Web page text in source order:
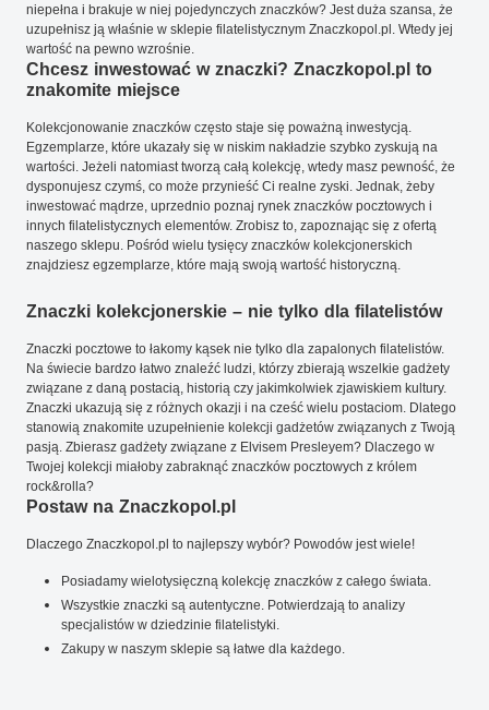
niepełna i brakuje w niej pojedynczych znaczków? Jest duża szansa, że
uzupełnisz ją właśnie w sklepie filatelistycznym Znaczkopol.pl. Wtedy jej
wartość na pewno wzrośnie.
Chcesz inwestować w znaczki? Znaczkopol.pl to
znakomite miejsce
Kolekcjonowanie znaczków często staje się poważną inwestycją.
Egzemplarze, które ukazały się w niskim nakładzie szybko zyskują na
wartości. Jeżeli natomiast tworzą całą kolekcję, wtedy masz pewność, że
dysponujesz czymś, co może przynieść Ci realne zyski. Jednak, żeby
inwestować mądrze, uprzednio poznaj rynek znaczków pocztowych i
innych filatelistycznych elementów. Zrobisz to, zapoznając się z ofertą
naszego sklepu. Pośród wielu tysięcy znaczków kolekcjonerskich
znajdziesz egzemplarze, które mają swoją wartość historyczną.
Znaczki kolekcjonerskie – nie tylko dla filatelistów
Znaczki pocztowe to łakomy kąsek nie tylko dla zapalonych filatelistów.
Na świecie bardzo łatwo znaleźć ludzi, którzy zbierają wszelkie gadżety
związane z daną postacią, historią czy jakimkolwiek zjawiskiem kultury.
Znaczki ukazują się z różnych okazji i na cześć wielu postaciom. Dlatego
stanowią znakomite uzupełnienie kolekcji gadżetów związanych z Twoją
pasją. Zbierasz gadżety związane z Elvisem Presleyem? Dlaczego w
Twojej kolekcji miałoby zabraknąć znaczków pocztowych z królem
rock&rolla?
Postaw na Znaczkopol.pl
Dlaczego Znaczkopol.pl to najlepszy wybór? Powodów jest wiele!
Posiadamy wielotysięczną kolekcję znaczków z całego świata.
Wszystkie znaczki są autentyczne. Potwierdzają to analizy
specjalistów w dziedzinie filatelistyki.
Zakupy w naszym sklepie są łatwe dla każdego.